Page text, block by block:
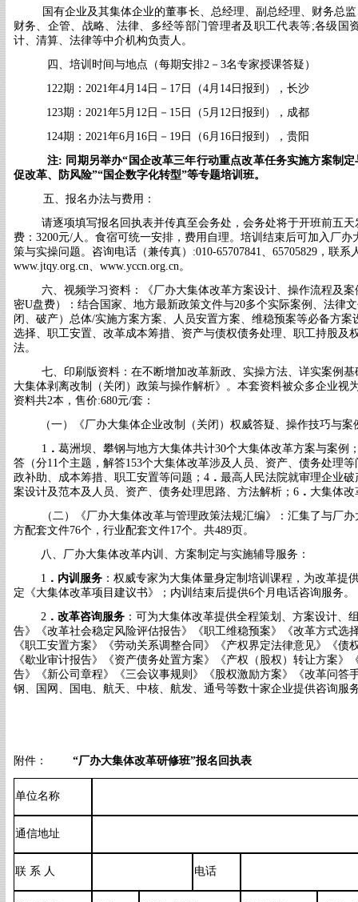
国有企业及其集体企业的董事长、总经理、副总经理、财务总
财务、企管、战略、法律、多经等部门管理者及职工代表等;各级国
计、清算、法律等中介机构负责人。
四、培训时间与地点 （每期安排2－3名专家授课答疑）
122期：2021年4月14日－17日（4月14日报到），长沙
123期：2021年5月12日－15日（5月12日报到），成都
124期：2021年6月16日－19日（6月16日报到），贵阳
注: 同期另举办“ 国企改革三年行动重点改革任务实施方案制定
促改革、防风险”“国企数字化转型”等专题培训班。
五、报名办法与费用：
请逐项填写报名回执表并传真至会务处，会务处将于开班前五
费： 3200元/人。食宿可统一安排，费用自理。培训结束后可加入厂
策与实操问题。咨询电话（兼传真） :010-65707841、65705829，联
www.jtqy.org.cn、 www.yccn.org.cn。
六、视频学习资料：《厂办大集体改革方案设计、操作流程及
密U盘费）： 结合国家、地方最新政策文件与20多个实际案例、法律
闭、破产）总体/实施方案方案、人员安置方案、维稳预案等必备方
选择、职工安置、改革成本筹措、资产与债权债务处理、职工持股及
法。
七、印刷版资料：在不断增加改革新政、实操方法、详实案例
大集体剥离改制（关闭）政策与操作解析》。本套资料被众多企业视
资料共2本 ，售价:680元/套：
（一）《厂办大集体企业改制（关闭）权威答疑、操作技巧与
1 ．葛洲坝、攀钢与地方大集体共计30个大集体改革方案与案例
答（分11个主题，解答153个大集体改革涉及人员、资产、债务处理等
政补助、成本筹措、职工安置等问题； 4． 最高人民法院就审理企业
案设计及范本及 人员、资产、债务处理思路、方法解析； 6． 大集体改
（二）《厂办大集体改革与管理政策法规汇编》：汇集了与厂
方配套文件76个，行业配套文件17个。共489页。
八、厂办大集体改革内训、方案制定与实施辅导服务：
1 ． 内训服务：权威专家为大集体量身定制培训课程，为改革提
定《大集体改革项目建议书》；内训结束后提供6个月电话咨询服务。
2． 改革咨询 服务：可为大集体改革提供全程策划、方案设计、
告》《改革社会稳定风险评估报告》《职工维稳预案》《改革方式选
《职工安置方案》《劳动关系调整合同》《产权界定法律意见》《债
《歇业审计报告》《资产债务处置方案》《产权（股权）转让方案》
告》《新公司章程》《三会议事规则》《股权激励方案》《改革问答
钢、国网、国电、航天、中核、航发、通号等数十家企业提供咨询服
附件： “厂办大集体改革研修班”报名回执表
单位名称
通信地址
联 系 人 电话